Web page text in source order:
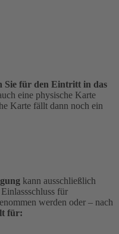
Sie für den Eintritt in das
eine physische Karte
Karte fällt dann noch ein
kann ausschließlich
für
werden oder – nach
für: